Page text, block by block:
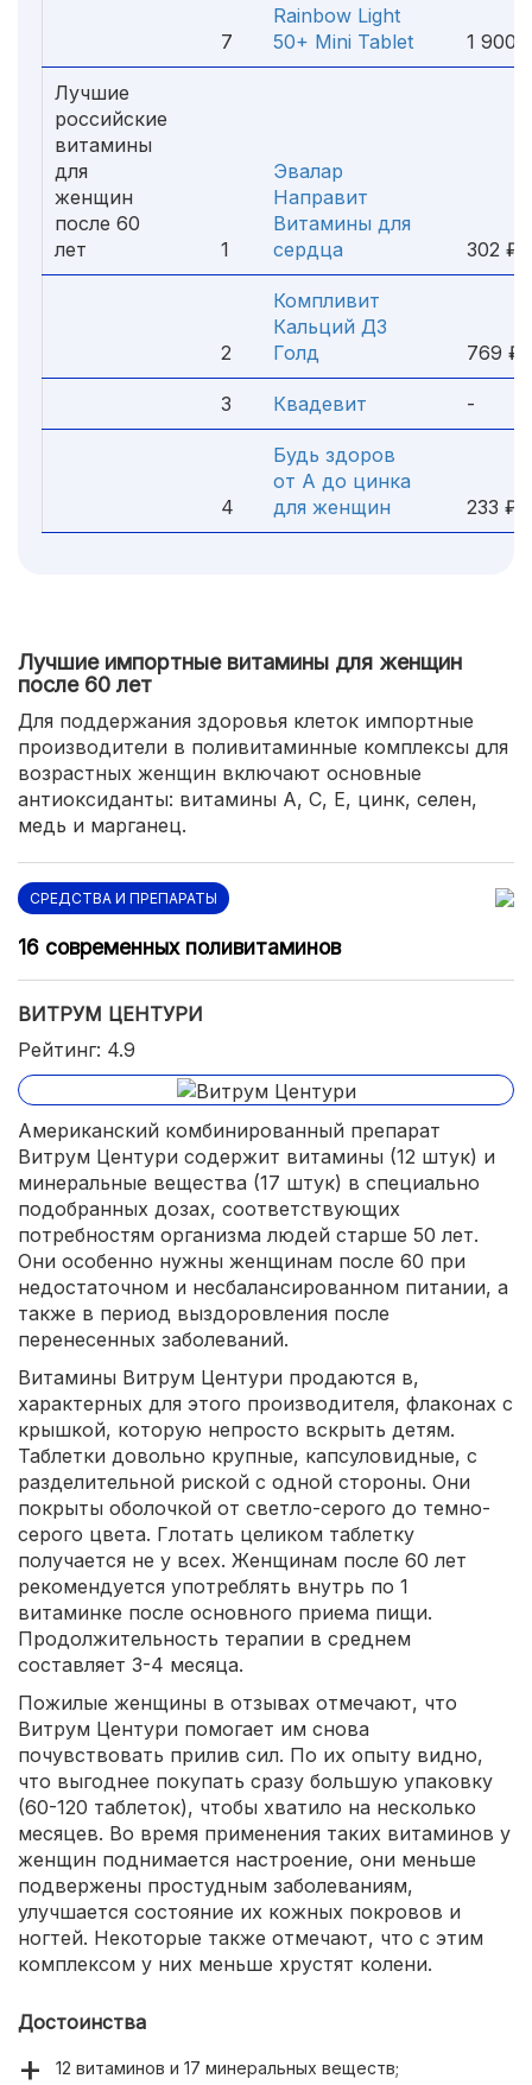
7
Rainbow Light
50+ Mini Tablet
1 900
Лучшие
российские
витамины
для
женщин
после 60
лет
1
Эвалар
Направит
Витамины для
сердца
302 ₽
2
Компливит
Кальций Д3
Голд
769 ₽
3 Квадевит -
4
Будь здоров
от А до цинка
для женщин
233 ₽
Лучшие импортные витамины для женщин
после 60 лет
Для поддержания здоровья клеток импортные
производители в поливитаминные комплексы для
возрастных женщин включают основные
антиоксиданты: витамины А, С, Е, цинк, селен,
медь и марганец.
СРЕДСТВА И ПРЕПАРАТЫ
16 современных поливитаминов
ВИТРУМ ЦЕНТУРИ
Рейтинг: 4.9
Американский комбинированный препарат
Витрум Центури содержит витамины (12 штук) и
минеральные вещества (17 штук) в специально
подобранных дозах, соответствующих
потребностям организма людей старше 50 лет.
Они особенно нужны женщинам после 60 при
недостаточном и несбалансированном питании, а
также в период выздоровления после
перенесенных заболеваний.
Витамины Витрум Центури продаются в,
характерных для этого производителя, флаконах с
крышкой, которую непросто вскрыть детям.
Таблетки довольно крупные, капсуловидные, с
разделительной риской с одной стороны. Они
покрыты оболочкой от светло-серого до темно-
серого цвета. Глотать целиком таблетку
получается не у всех. Женщинам после 60 лет
рекомендуется употреблять внутрь по 1
витаминке после основного приема пищи.
Продолжительность терапии в среднем
составляет 3-4 месяца.
Пожилые женщины в отзывах отмечают, что
Витрум Центури помогает им снова
почувствовать прилив сил. По их опыту видно,
что выгоднее покупать сразу большую упаковку
(60-120 таблеток), чтобы хватило на несколько
месяцев. Во время применения таких витаминов у
женщин поднимается настроение, они меньше
подвержены простудным заболеваниям,
улучшается состояние их кожных покровов и
ногтей. Некоторые также отмечают, что с этим
комплексом у них меньше хрустят колени.
Достоинства
12 витаминов и 17 минеральных веществ;